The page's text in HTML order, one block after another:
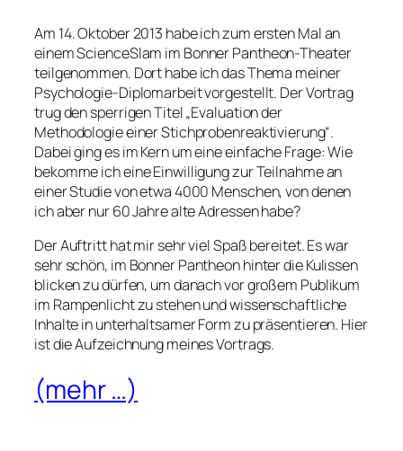
Am 14. Oktober 2013 habe ich zum ersten Mal an
einem ScienceSlam im Bonner Pantheon-Theater
teilgenommen. Dort habe ich das Thema meiner
Psychologie-Diplomarbeit vorgestellt. Der Vortrag
trug den sperrigen Titel „Evaluation der
Methodologie einer Stichprobenreaktivierung“.
Dabei ging es im Kern um eine einfache Frage: Wie
bekomme ich eine Einwilligung zur Teilnahme an
einer Studie von etwa 4000 Menschen, von denen
ich aber nur 60 Jahre alte Adressen habe?
Der Auftritt hat mir sehr viel Spaß bereitet. Es war
sehr schön, im Bonner Pantheon hinter die Kulissen
blicken zu dürfen, um danach vor großem Publikum
im Rampenlicht zu stehen und wissenschaftliche
Inhalte in unterhaltsamer Form zu präsentieren. Hier
ist die Aufzeichnung meines Vortrags.
(mehr …)